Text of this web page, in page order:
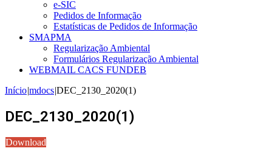
e-SIC
Pedidos de Informação
Estatísticas de Pedidos de Informação
SMAPMA
Regularização Ambiental
Formulários Regularização Ambiental
WEBMAIL CACS FUNDEB
Início|mdocs|DEC_2130_2020(1)
DEC_2130_2020(1)
Download